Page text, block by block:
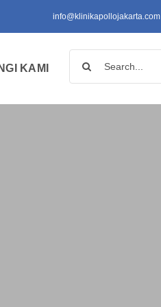
info@klinikapollojakarta.com
KAMI